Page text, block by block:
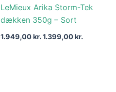
LeMieux Arika Storm-Tek
dækken 350g – Sort
1.949,00kr.
1.949,00 kr..
1.399,00kr.
1.399,00